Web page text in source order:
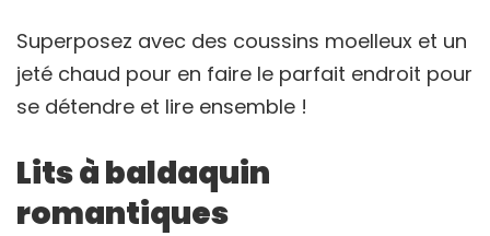
Superposez avec des coussins moelleux et un
jeté chaud pour en faire le parfait endroit pour
se détendre et lire ensemble !
Lits à baldaquin
romantiques